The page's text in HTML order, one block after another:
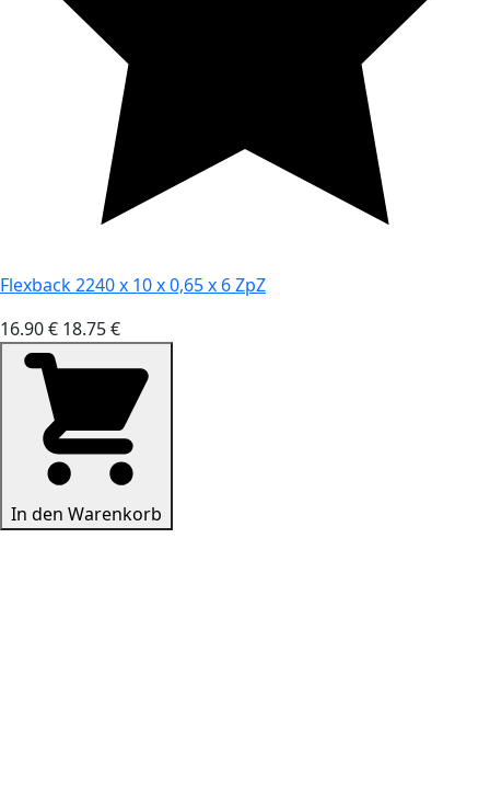
Flexback 2240 x 10 x 0,65 x 6 ZpZ
16.90 € 18.75 €
In den Warenkorb